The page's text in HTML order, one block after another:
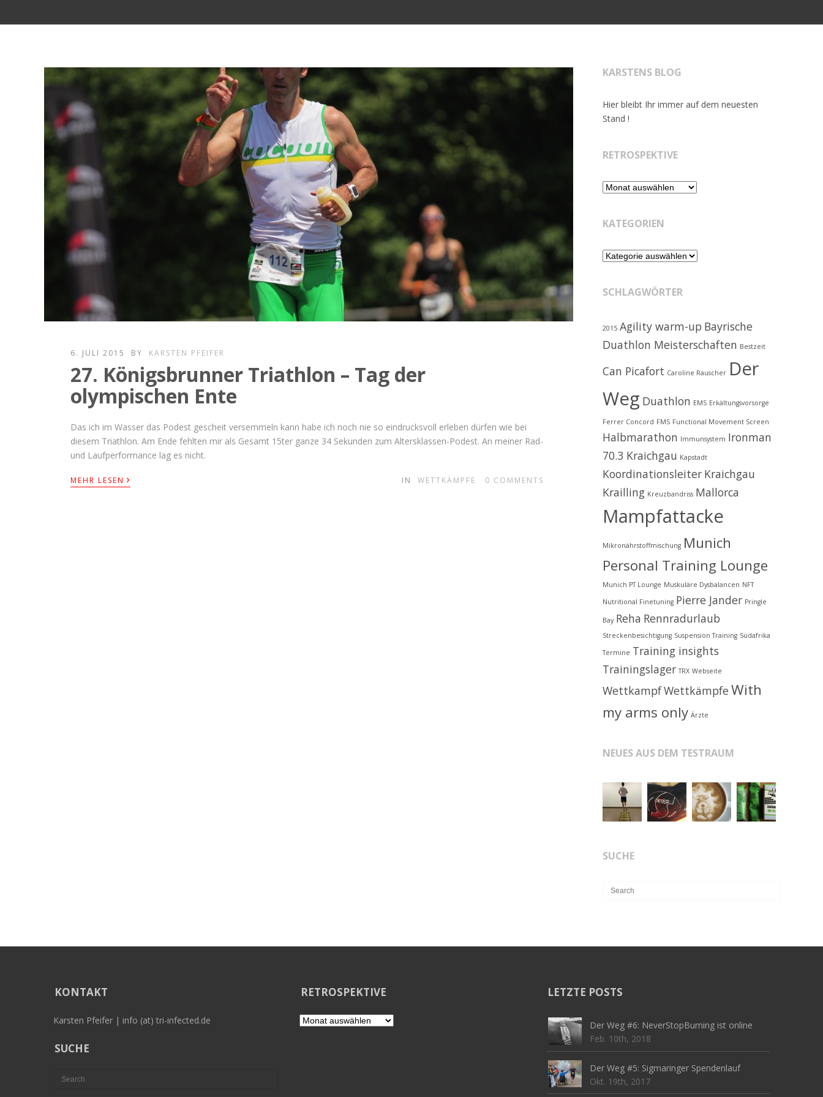
6. JULI 2015 BY KARSTEN PFEIFER
27. Königsbrunner Triathlon – Tag der
olympischen Ente
Das ich im Wasser das Podest gescheit versemmeln kann habe ich noch nie so eindrucksvoll erleben dürfen wie bei
diesem Triathlon. Am Ende fehlten mir als Gesamt 15ter ganze 34 Sekunden zum Altersklassen-Podest. An meiner Rad-
und Laufperformance lag es nicht.
MEHR LESEN › IN WETTKÄMPFE 0 COMMENTS
KARSTENS BLOG
Hier bleibt Ihr immer auf dem neuesten
Stand !
RETROSPEKTIVE
Retrospektive
KATEGORIEN
Kategorien
SCHLAGWÖRTER
2015 Agility warm-up Bayrische
Duathlon Meisterschaften Bestzeit
Can Picafort Caroline Rauscher Der
Weg Duathlon EMS Erkältungsvorsorge
Ferrer Concord FMS Functional Movement Screen
Halbmarathon Immunsystem Ironman
70.3 Kraichgau Kapstadt
Koordinationsleiter Kraichgau
Krailling Kreuzbandriss Mallorca
Mampfattacke
Mikronährstoffmischung Munich
Personal Training Lounge
Munich PT Lounge Muskuläre Dysbalancen NFT
Nutritional Finetuning Pierre Jander Pringle
Bay Reha Rennradurlaub
Streckenbesichtigung Suspension Training Südafrika
Termine Training insights
Trainingslager TRX Webseite
WettkampfWettkämpfeWith
my arms only Ärzte
NEUES AUS DEM TESTRAUM
SUCHE
KONTAKT
Karsten Pfeifer | info (at) tri-infected.de
SUCHE
RETROSPEKTIVE
Retrospektive
LETZTE POSTS
Der Weg #6: NeverStopBurning ist online
Feb. 10th, 2018
Der Weg #5: Sigmaringer Spendenlauf
Okt. 19th, 2017